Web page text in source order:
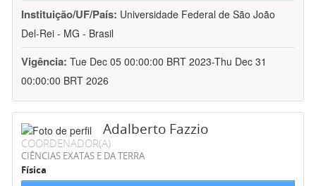
Instituição/UF/País: Universidade Federal de São João
Del-Rei - MG - Brasil
Vigência: Tue Dec 05 00:00:00 BRT 2023-Thu Dec 31
00:00:00 BRT 2026
Adalberto Fazzio
COORDENADOR(A)
CIÊNCIAS EXATAS E DA TERRA
Física